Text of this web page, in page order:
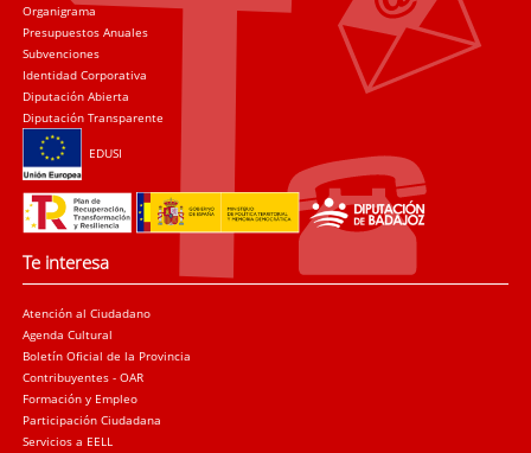
Organigrama
Presupuestos Anuales
Subvenciones
Identidad Corporativa
Diputación Abierta
Diputación Transparente
EDUSI
Te interesa
Atención al Ciudadano
Agenda Cultural
Boletín Oficial de la Provincia
Contribuyentes - OAR
Formación y Empleo
Participación Ciudadana
Servicios a EELL